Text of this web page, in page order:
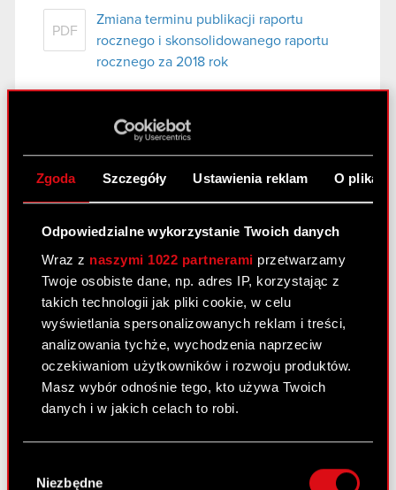
Zgoda Szczegóły Ustawienia reklam O
Odpowiedzialne wykorzystanie Twoich danych
Wraz z naszymi 1022 partnerami przetwarzamy
Twoje osobiste dane, np. adres IP, korzystając z
takich technologii jak pliki cookie, w celu
wyświetlania spersonalizowanych reklam i treści,
analizowania tychże, wychodzenia naprzeciw
oczekiwaniom użytkowników i rozwoju produktów.
Masz wybór odnośnie tego, kto używa Twoich
danych i w jakich celach to robi.
Gromadzić dane dotyczące Twojej
zgody
Niezbędne
PDF
Zmiana terminu publikacji raportu
rocznego i skonsolidowanego raportu
rocznego za 2018 rok
Raport bieżący nr 1/2019
2 stycznia 2019
Raport bieżący numer: 1/2019 Temat: Terminy
przekazywania raportów okresowych w 2019 roku
Zarząd CD PROJEKT S.A. z siedzibą w Warszawie,
80 ust. 1 Rozporządzenia Ministra Finansów z…
Czytaj dalej
PDF
Terminy przekazywania raportów
okresowych w 2019 roku
Raport bieżący nr 22/2018
21 grudnia 2018
Temat: Wyrok Sądu Apelacyjnego w sprawie